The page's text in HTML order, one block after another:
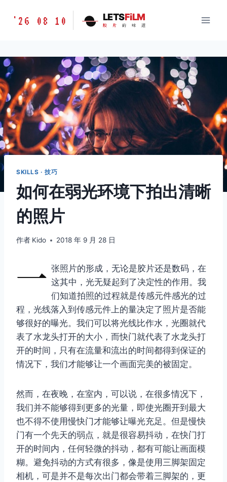
胶
味
道
LETSFILM
'26 08 10 LETSFiLM
胶 片 的 味 道
SKILLS · 技巧
如何在弱光环境下拍出清晰
的照片
作者 Kido 2018 年 9 月 28 日
一 张照片的形成，无论是胶片还是数码，在
这其中，光无疑起到了决定性的作用。我
们知道拍照的过程就是传感元件感光的过
程，光线落入到传感元件上的量决定了照片是否能
够很好的曝光。我们可以将光线比作水，光圈就代
表了水龙头打开的大小，而快门就代表了水龙头打
开的时间，只有在流量和流出的时间都得到保证的
情况下，我们才能够让一个画面完美的被固定。
然而，在夜晚，在室内，可以说，在很多情况下，
我们并不能够得到更多的光量，即使光圈开到最大
也不得不使用慢快门才能够让曝光充足。但是慢快
门有一个先天的弱点，就是很容易抖动，在快门打
开的时间内，任何轻微的抖动，都有可能让画面模
糊。避免抖动的方式有很多，像是使用三脚架固定
相机，可是并不是每次出门都会带着三脚架的，更